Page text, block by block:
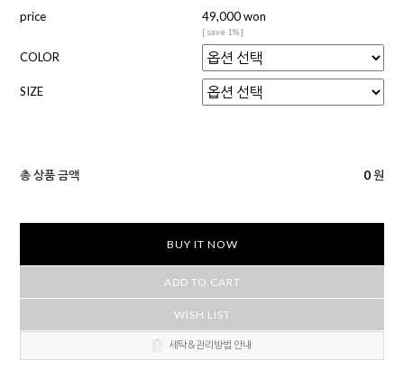
price 49,000 won
[ save 1% ]
COLOR
SIZE
총 상품 금액 0 원
BUY IT NOW
ADD TO CART
WISH LIST
세탁＆관리방법 안내